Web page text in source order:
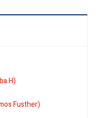
H)
Fusther)